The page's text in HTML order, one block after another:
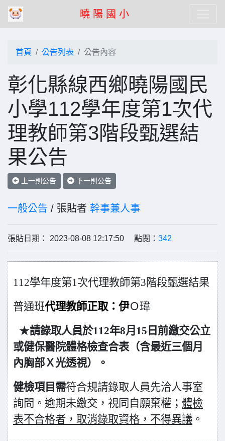
曉 陽 國 小
首頁 公告列表 公告內容
彰化縣線西鄉曉陽國民
小學112學年度第1次代
理教師第3階段甄選結
果公告
上一則公告 下一則公告
一般公告 / 張貼者 幹事兼人事
張貼日期： 2023-08-08 12:17:50 點閱： 342
112學年度第1次代理教師第3階段甄選結果
普通班代理教師正取：伊Ｏ瑋
★請錄取人員於112年8月15日前繳交公立
或健保醫院體格檢查合表（含最近三個月
內胸部Ｘ光透視）。
健檢項目需符合規請錄取人員先洽人事室
詢問。逾期未繳交，視同自願棄權； 體檢
表不合格者，取消錄取資格，不得異議 。